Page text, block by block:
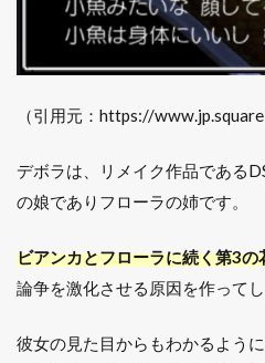
（引用元：https://
デボラは、リメイク作品である
の娘でありフローラの姉です。
ビアンカとフローラに続く第3の
論争を激化させる原因を作ってし
彼女の見た目からもわかるよう